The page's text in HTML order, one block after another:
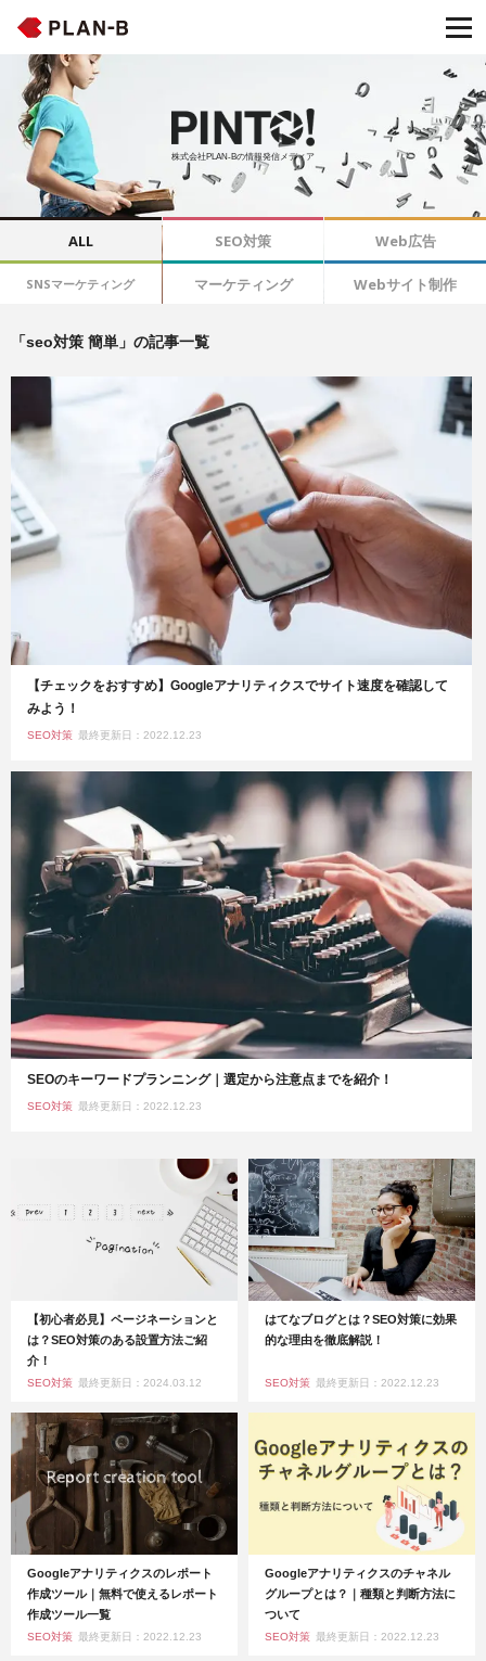
株式会社PLAN-Bの情報発信メディア
ALL SEO対策 Web広告
SNSマーケティング マーケティング Webサイト制作
「seo対策 簡単」の記事一覧
【チェックをおすすめ】Googleアナリティクスでサイト速度を確認して
みよう！
SEO対策 最終更新日：2022.12.23
SEOのキーワードプランニング｜選定から注意点までを紹介！
SEO対策 最終更新日：2022.12.23
【初心者必見】ページネーションと
は？SEO対策のある設置方法ご紹
介！
SEO対策 最終更新日：2024.03.12
はてなブログとは？SEO対策に効果
的な理由を徹底解説！
SEO対策 最終更新日：2022.12.23
Googleアナリティクスのレポート
作成ツール｜無料で使えるレポート
作成ツール一覧
SEO対策 最終更新日：2022.12.23
Googleアナリティクスのチャネル
グループとは？｜種類と判断方法に
ついて
SEO対策 最終更新日：2022.12.23